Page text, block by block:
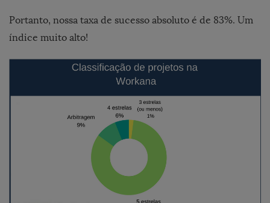
Portanto, nossa taxa de sucesso absoluto é de 83%. Um
índice muito alto!